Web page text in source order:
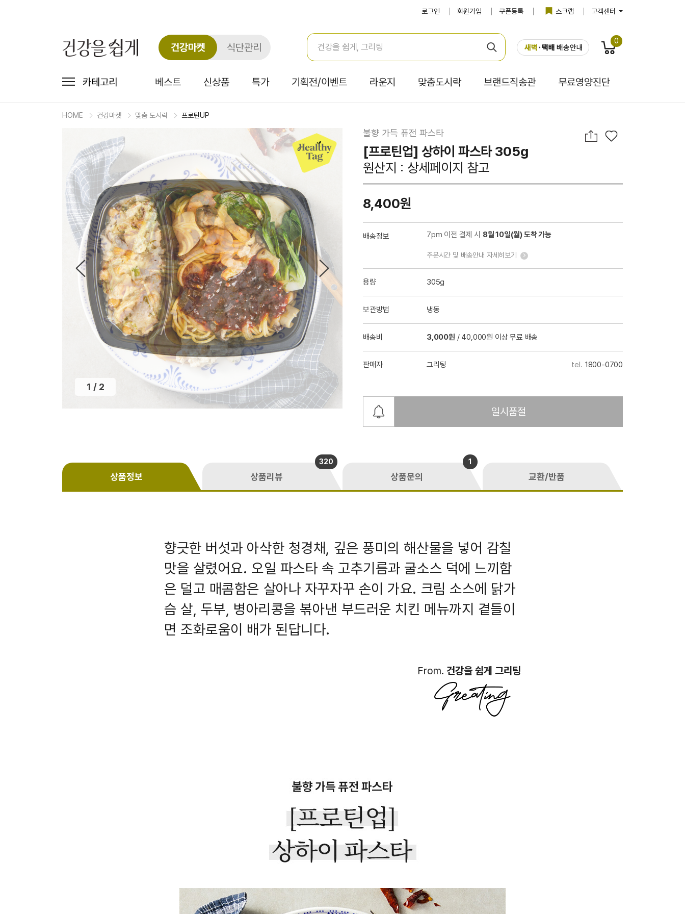
로그인 회원가입 쿠폰등록 스크랩 고객센터
건강마켓 식단관리
0
카테고리 베스트 신상품 특가 기획전/이벤트 라운지 맞춤도시락 브랜드직송관 무료영양진단
HOME 건강마켓 맞춤 도시락 프로틴UP
품
정
보
1 / 2
불향 가득 퓨전 파스타
[프로틴업] 상하이 파스타 305g
원산지 : 상세페이지 참고
8,400원
배송정보 7pm 이전 결제 시 8월 10일(월) 도착 가능
주문시간 및 배송안내 자세히보기
용량 305g
보관방법 냉동
배송비 3,000원 / 40,000원 이상 무료 배송
판매자 그리팅 1800-0700
일시품절
상품정보 상품리뷰
320
상품문의
1
교환/반품
향긋한 버섯과 아삭한 청경채, 깊은 풍미의 해산물을 넣어 감칠
맛을 살렸어요. 오일 파스타 속 고추기름과 굴소스 덕에 느끼함
은 덜고 매콤함은 살아나 자꾸자꾸 손이 가요. 크림 소스에 닭가
슴 살, 두부, 병아리콩을 볶아낸 부드러운 치킨 메뉴까지 곁들이
면 조화로움이 배가 된답니다.
From. 건강을 쉽게 그리팅